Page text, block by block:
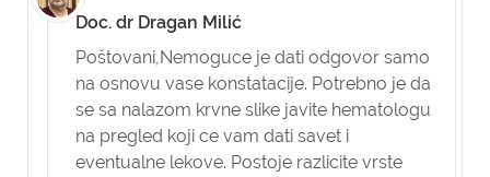
Doc. dr Dragan Milić
Poštovani,Nemoguce je dati odgovor samo
na osnovu vase konstatacije. Potrebno je da
se sa nalazom krvne slike javite hematologu
na pregled koji ce vam dati savet i
eventualne lekove. Postoje razlicite vrste